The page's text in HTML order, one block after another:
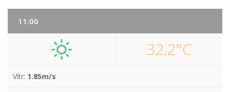
11:00
32,2°C
Vítr: 1.85m/s